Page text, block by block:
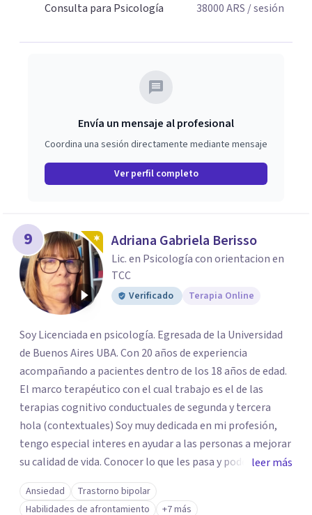
Consulta para Psicología
38000ARS / sesión
Envía un mensaje al profesional
Coordina una sesión directamente mediante mensaje
Ver perfil completo
9 Adriana Gabriela Berisso
Lic. en Psicología con orientacion en
TCC
Verificado Terapia Online
Soy Licenciada en psicología. Egresada de la Universidad
de Buenos Aires UBA. Con 20 años de experiencia
acompañando a pacientes dentro de los 18 años de edad.
El marco terapéutico con el cual trabajo es el de las
terapias cognitivo conductuales de segunda y tercera
hola (contextuales) Soy muy dedicada en mi profesión,
tengo especial interes en ayudar a las personas a mejorar
su calidad de vida. Conocer lo que les pasa y poder trabajar
en ello brindando las herramientas necesarias. Hay
momentos en la vida por los cuales atravezamos por
leer más
Ansiedad
Trastorno bipolar
Habilidades de afrontamiento
+7 más